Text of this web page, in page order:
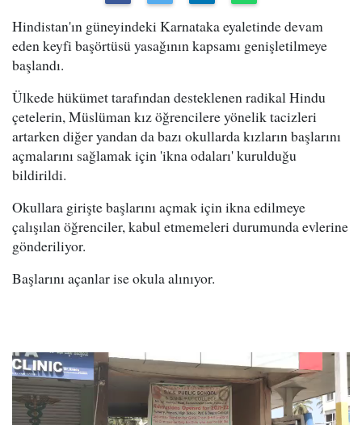
Hindistan'ın güneyindeki Karnataka eyaletinde devam
eden keyfi başörtüsü yasağının kapsamı genişletilmeye
başlandı.
Ülkede hükümet tarafından desteklenen radikal Hindu
çetelerin, Müslüman kız öğrencilere yönelik tacizleri
artarken diğer yandan da bazı okullarda kızların başlarını
açmalarını sağlamak için 'ikna odaları' kurulduğu
bildirildi.
Okullara girişte başlarını açmak için ikna edilmeye
çalışılan öğrenciler, kabul etmemeleri durumunda evlerine
gönderiliyor.
Başlarını açanlar ise okula alınıyor.